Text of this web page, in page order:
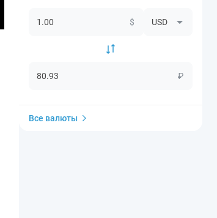
$
₽
Все валюты